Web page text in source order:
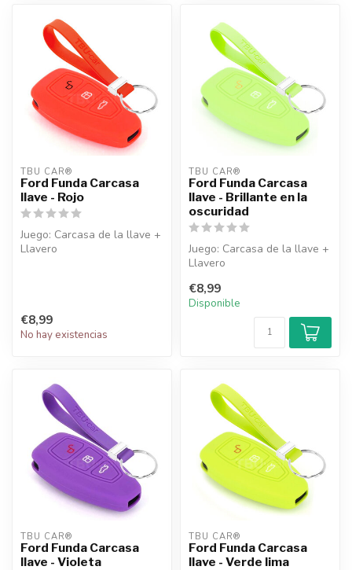
TBU CAR®
Ford Funda Carcasa
llave - Rojo
Juego: Carcasa de la llave +
Llavero
€8,99
No hay existencias
TBU CAR®
Ford Funda Carcasa
llave - Brillante en la
oscuridad
Juego: Carcasa de la llave +
Llavero
€8,99
Disponible
TBU CAR®
Ford Funda Carcasa
llave - Violeta
TBU CAR®
Ford Funda Carcasa
llave - Verde lima